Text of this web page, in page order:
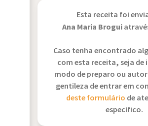
Esta receita foi
Ana Maria Brogui
Caso tenha encontrado
com esta receita, seja de
modo de preparo ou
gentileza de entrar em
deste formulário de
específico.